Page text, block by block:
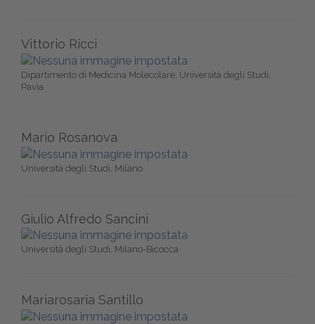
Vittorio Ricci
Dipartimento di Medicina Molecolare, Università degli Studi,
Pavia
Mario Rosanova
Università degli Studi, Milano
Giulio Alfredo Sancini
Università degli Studi, Milano-Bicocca
Mariarosaria Santillo